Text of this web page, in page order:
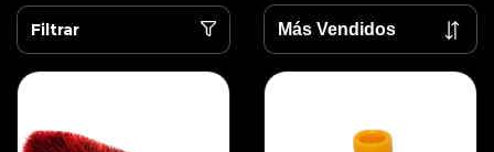
Filtrar